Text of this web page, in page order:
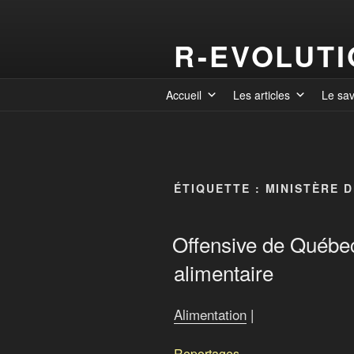
R-
Accueil Les articles Le
ÉTIQUETTE : MINISTÈRE
Offensive de
alimentaire
Alimentation |